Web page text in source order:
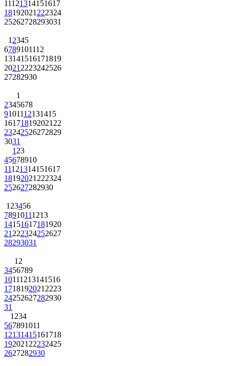
11121314151617
18192021 222324
25262728293031
1 2345
6789101112
13141516171819
2021 2223242526
27282930
1
2345678
9101112131415
161718192021 22
23242526272829
3031
1 23
45678910
11121314151617
18192021 222324
252627282930
1 23456
78910111213
14151617181920
21 222324252627
28293031
1 2
3456789
10111213141516
1718192021 2223
24252627282930
31
1 234
567891011
12131415161718
192021 22232425
2627282930